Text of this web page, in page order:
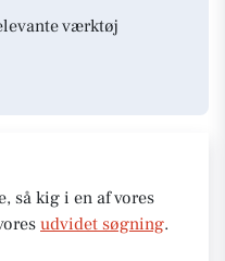
værktøj
så kig i en af vores
udvidet søgning.